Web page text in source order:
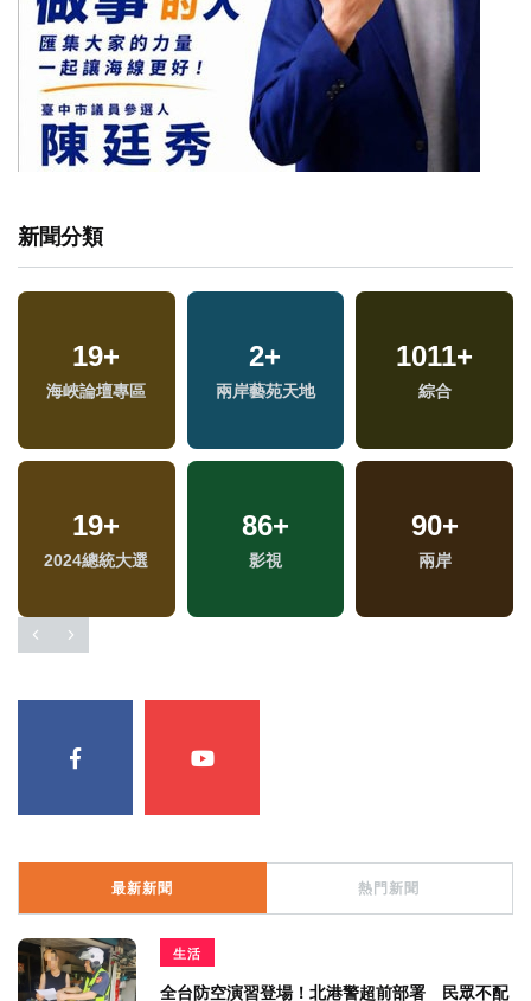
新聞分類
19+
海峽論壇專區
2+
兩岸藝苑天地
1011+
綜合
19+
2024總統大選
86+
影視
90+
兩岸
最新新聞 熱門新聞
生活
全台防空演習登場！北港警超前部署 民眾不配